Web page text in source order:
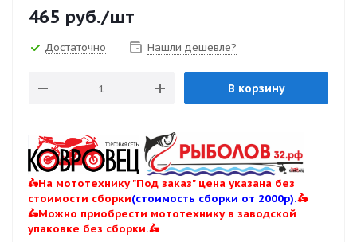
465 руб./шт
Достаточно Нашли дешевле?
В корзину
🛵На мототехнику "Под заказ" цена указана без
стоимости сборки(стоимость сборки от 2000р).🛵
🛵Можно приобрести мототехнику в заводской
упаковке без сборки.🛵